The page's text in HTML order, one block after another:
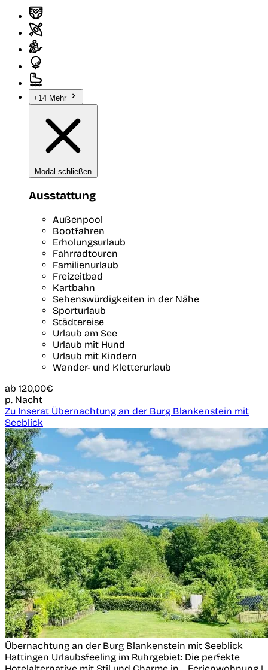
+14 Mehr
Modal schließen
Ausstattung
Außenpool
Bootfahren
Erholungsurlaub
Fahrradtouren
Familienurlaub
Freizeitbad
Kartbahn
Sehenswürdigkeiten in der Nähe
Sporturlaub
Städtereise
Urlaub am See
Urlaub mit Hund
Urlaub mit Kindern
Wander- und Kletterurlaub
ab 120,00€
p. Nacht
Zu Inserat Übernachtung an der Burg Blankenstein mit
Seeblick
Übernachtung an der Burg Blankenstein mit Seeblick
Hattingen Urlaubsfeeling im Ruhrgebiet: Die perfekte